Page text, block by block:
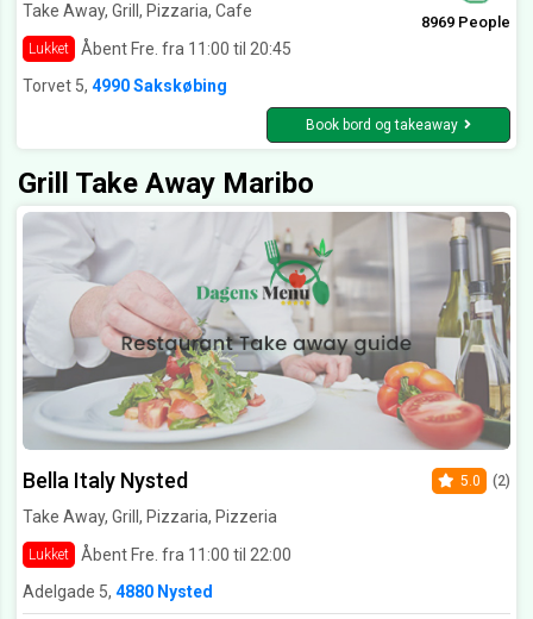
Take Away, Grill, Pizzaria, Cafe
Lukket Åbent Fre. fra 11:00 til 20:45
8969 People
Torvet 5, 4990 Sakskøbing
Book bord og takeaway
Grill Take Away Maribo
Bella Italy Nysted
Take Away, Grill, Pizzaria, Pizzeria
Lukket Åbent Fre. fra 11:00 til 22:00
5.0 (2)
Adelgade 5, 4880 Nysted